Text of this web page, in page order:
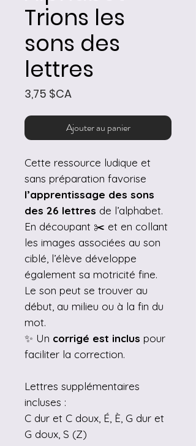
Trions les
sons des
lettres
3,75 $CAPrix
Ajouter au panier
Cette ressource ludique et
sans préparation favorise
l’apprentissage des sons
des 26 lettres de l’alphabet.
En découpant ✂️ et en collant
les images associées au son
ciblé, l’élève développe
également sa motricité fine.
Le son peut se trouver au
début, au milieu ou à la fin du
mot.
✨ Un corrigé est inclus pour
faciliter la correction.
Lettres supplémentaires
incluses :
C dur et C doux, É, È, G dur et
G doux, S (Z)